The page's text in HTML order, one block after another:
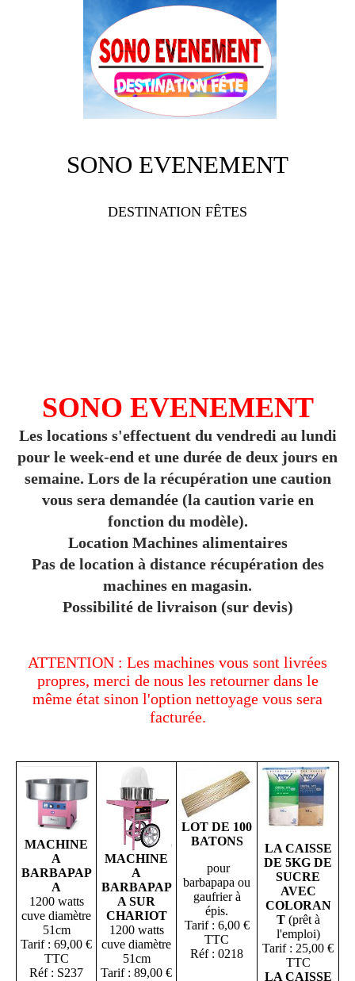
SONO EVENEMENT
DESTINATION FÊTES
SONO EVENEMENT
Les locations s'effectuent du vendredi au lundi
pour le week-end et une durée de deux jours en
semaine. Lors de la récupération une caution
vous sera demandée (la caution varie en
fonction du modèle).
Location Machines alimentaires
Pas de location à distance récupération des
machines en magasin.
Possibilité de livraison (sur devis)
ATTENTION : Les machines vous sont livrées
propres, merci de nous les retourner dans le
même état sinon l'option nettoyage vous sera
facturée.
MACHINE
A
BARBAPAP
A
1200 watts
cuve diamètre
51cm
Tarif : 69,00 €
TTC
Réf : S237
MACHINE
A
BARBAPAP
A SUR
CHARIOT
1200 watts
cuve diamètre
51cm
Tarif : 89,00 €
LOT DE 100
BATONS
pour
barbapapa ou
gaufrier à
épis.
Tarif : 6,00 €
TTC
Réf : 0218
LA CAISSE
DE 5KG DE
SUCRE
AVEC
COLORAN
T(prêt à
l'emploi)
Tarif : 25,00 €
TTC
LA CAISSE